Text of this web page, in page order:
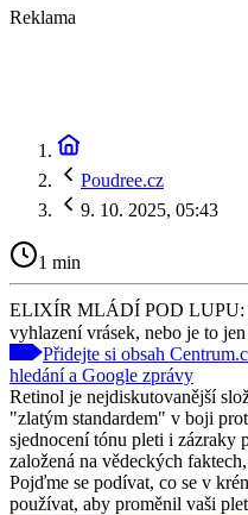
Reklama
Poudree.cz
9. 10. 2025, 05:43
1 min
ELIXÍR MLÁDÍ POD LUPU:
vyhlazení vrásek, nebo je to
Přidejte si obsah
hledání a Google zprávy
Retinol je nejdiskutovanější
"zlatým standardem" v boji
sjednocení tónu pleti i zázraky
založená na vědeckých
Pojďme se podívat, co se v
používat, aby proměnil vaši